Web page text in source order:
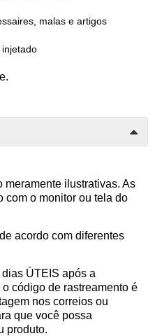
malas e artigos
meramente ilustrativas. As
com o monitor ou tela do
acordo com diferentes
ÚTEIS após a
código de rastreamento é
nos correios ou
que você possa
produto.